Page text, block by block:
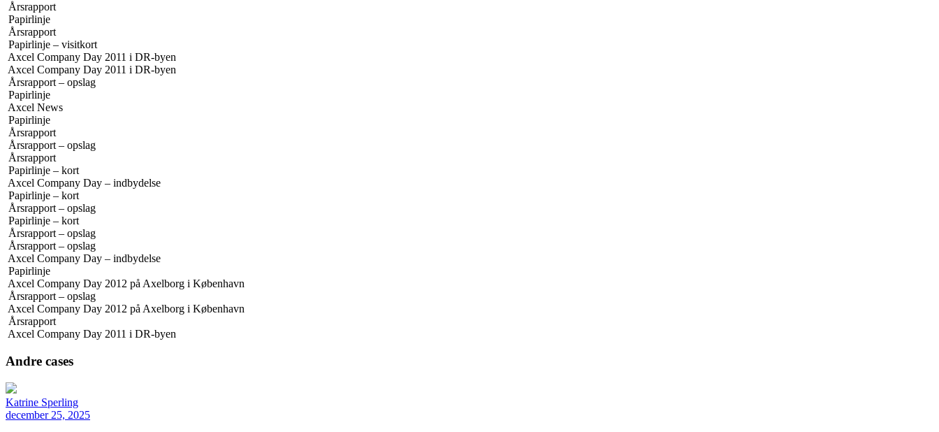
Årsrapport
Papirlinje
Årsrapport
Papirlinje – visitkort
Axcel Company Day 2011 i DR-byen
Axcel Company Day 2011 i DR-byen
Årsrapport – opslag
Papirlinje
Axcel News
Papirlinje
Årsrapport
Årsrapport – opslag
Årsrapport
Papirlinje – kort
Axcel Company Day – indbydelse
Papirlinje – kort
Årsrapport – opslag
Papirlinje – kort
Årsrapport – opslag
Årsrapport – opslag
Axcel Company Day – indbydelse
Papirlinje
Axcel Company Day 2012 på Axelborg i København
Årsrapport – opslag
Axcel Company Day 2012 på Axelborg i København
Årsrapport
Axcel Company Day 2011 i DR-byen
Andre cases
Katrine Sperling
december 25, 2025